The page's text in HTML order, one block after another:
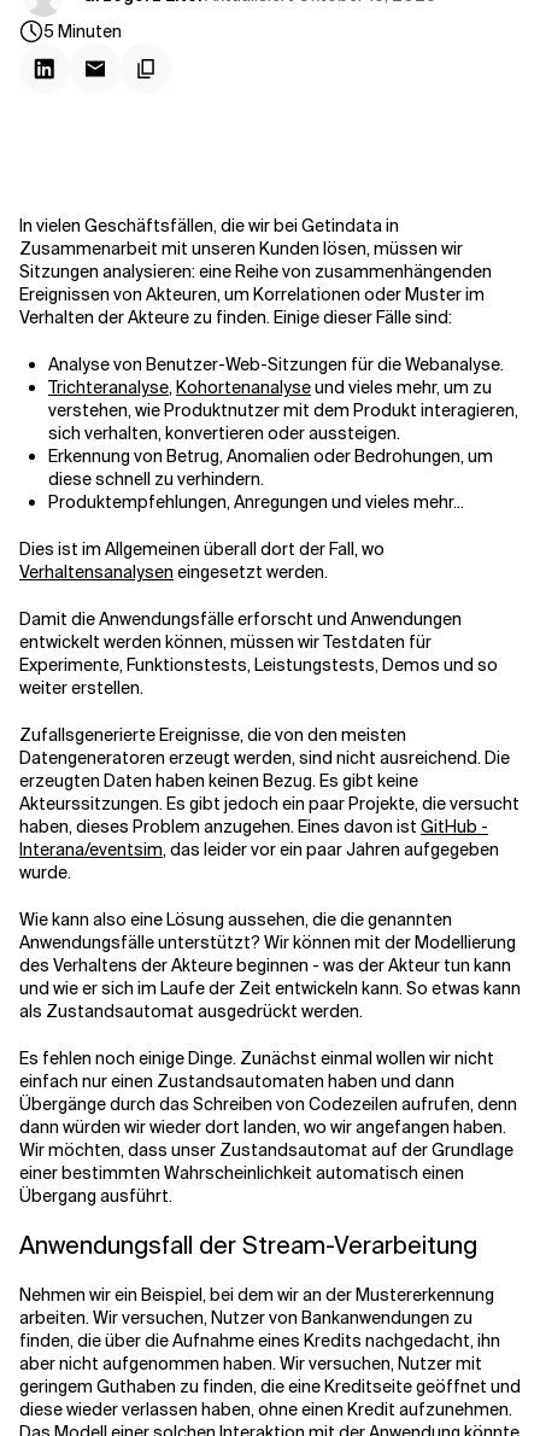
5 Minuten
In vielen Geschäftsfällen, die wir bei Getindata in
Zusammenarbeit mit unseren Kunden lösen, müssen wir
Sitzungen analysieren: eine Reihe von zusammenhängenden
Ereignissen von Akteuren, um Korrelationen oder Muster im
Verhalten der Akteure zu finden. Einige dieser Fälle sind:
Analyse von Benutzer-Web-Sitzungen für die Webanalyse.
Trichteranalyse,Kohortenanalyseund vieles mehr, um zu
verstehen, wie Produktnutzer mit dem Produkt interagieren,
sich verhalten, konvertieren oder aussteigen.
Erkennung von Betrug, Anomalien oder Bedrohungen, um
diese schnell zu verhindern.
Produktempfehlungen, Anregungen und vieles mehr...
Dies ist im Allgemeinen überall dort der Fall, wo
Verhaltensanalysen eingesetzt werden.
Damit die Anwendungsfälle erforscht und Anwendungen
entwickelt werden können, müssen wir Testdaten für
Experimente, Funktionstests, Leistungstests, Demos und so
weiter erstellen.
Zufallsgenerierte Ereignisse, die von den meisten
Datengeneratoren erzeugt werden, sind nicht ausreichend. Die
erzeugten Daten haben keinen Bezug. Es gibt keine
Akteurssitzungen. Es gibt jedoch ein paar Projekte, die versucht
haben, dieses Problem anzugehen. Eines davon ist GitHub -
Interana/eventsim, das leider vor ein paar Jahren aufgegeben
wurde.
Wie kann also eine Lösung aussehen, die die genannten
Anwendungsfälle unterstützt? Wir können mit der Modellierung
des Verhaltens der Akteure beginnen - was der Akteur tun kann
und wie er sich im Laufe der Zeit entwickeln kann. So etwas kann
als Zustandsautomat ausgedrückt werden.
Es fehlen noch einige Dinge. Zunächst einmal wollen wir nicht
einfach nur einen Zustandsautomaten haben und dann
Übergänge durch das Schreiben von Codezeilen aufrufen, denn
dann würden wir wieder dort landen, wo wir angefangen haben.
Wir möchten, dass unser Zustandsautomat auf der Grundlage
einer bestimmten Wahrscheinlichkeit automatisch einen
Übergang ausführt.
Anwendungsfall der Stream-Verarbeitung
Nehmen wir ein Beispiel, bei dem wir an der Mustererkennung
arbeiten. Wir versuchen, Nutzer von Bankanwendungen zu
finden, die über die Aufnahme eines Kredits nachgedacht, ihn
aber nicht aufgenommen haben. Wir versuchen, Nutzer mit
geringem Guthaben zu finden, die eine Kreditseite geöffnet und
diese wieder verlassen haben, ohne einen Kredit aufzunehmen.